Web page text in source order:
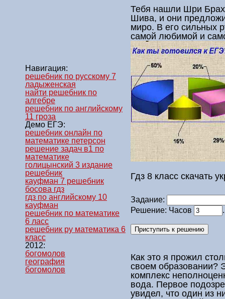
Навигация:
решебник по русскому 7
ладыженская
найти решебник по
алгебре
решебник по английскому
11 гроза
Демо ЕГЭ:
решебник онлайн по
математике петерсон
решение задач в1 по
математике
голицынский 3 издание
решебник
кауфман 7 решебник
босова гдз
гдз по английскому 10
кауфман
решебник по математике
6 ласс
решебник ру математика 6
класс
2012:
богомолов
география
богомолов
Тебя нашли Шри
Шива, и они
миро. В его сильных
самой любимой и
Гдз 8 класс скачать
Задание:
Решение: Часов
Как это я прожил
своем образовании?
комплекс
вода. Первое
увидел, что один из